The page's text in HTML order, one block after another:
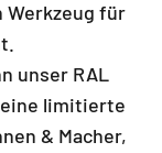
Werkzeug für
unser RAL
limitierte
& Macher,